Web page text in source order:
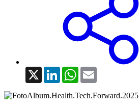
X LinkedInWhatsApp